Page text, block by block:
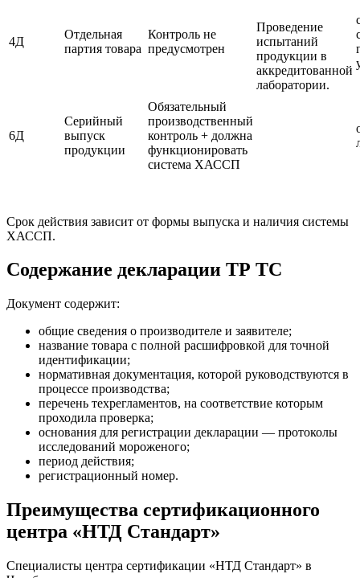
Проведение
испытаний
продукции в
аккредитованной
лаборатории.
4Д
Отдельная
партия товара
Контроль не
предусмотрен
6Д
Серийный
выпуск
продукции
Обязательный
производственный
контроль + должна
функционировать
система ХАССП
Срок действия зависит от формы выпуска и наличия системы
ХАССП.
Содержание декларации ТР ТС
Документ содержит:
общие сведения о производителе и заявителе;
название товара с полной расшифровкой для точной
идентификации;
нормативная документация, которой руководствуются в
процессе производства;
перечень техрегламентов, на соответствие которым
проходила проверка;
основания для регистрации декларации — протоколы
исследований мороженого;
период действия;
регистрационный номер.
Преимущества сертификационного
центра «НТД Стандарт»
Специалисты центра сертификации «НТД Стандарт» в